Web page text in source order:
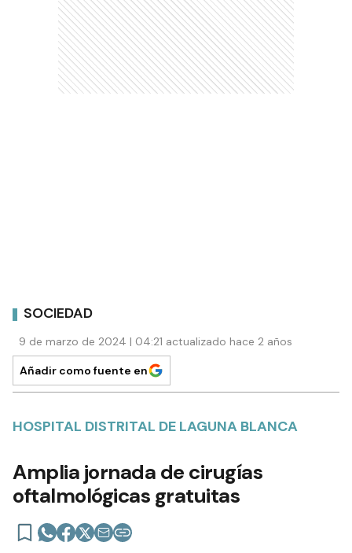
SOCIEDAD
9 de marzo de 2024 | 04:21 actualizado hace 2 años
Añadir como fuente en
HOSPITAL DISTRITAL DE LAGUNA BLANCA
Amplia jornada de cirugías
oftalmológicas gratuitas